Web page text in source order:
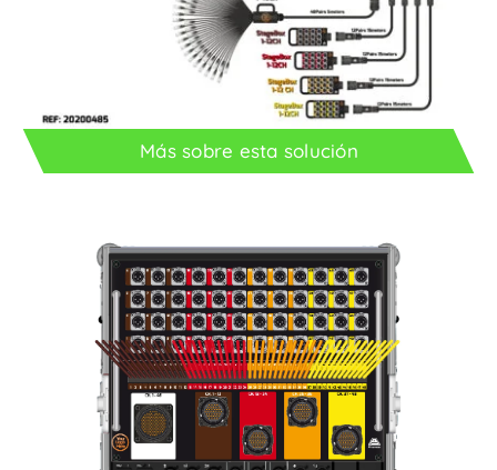
Más sobre esta solución